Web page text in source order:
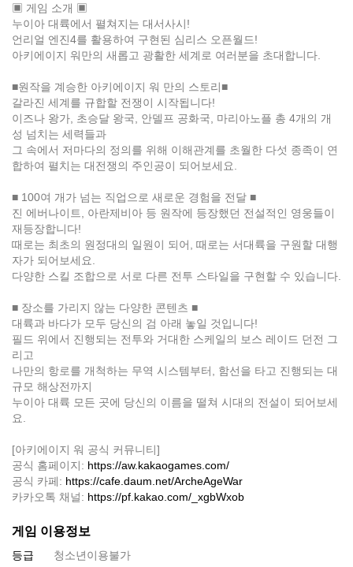
▣ 게임 소개 ▣
누이아 대륙에서 펼쳐지는 대서사시!
언리얼 엔진4를 활용하여 구현된 심리스 오픈월드!
아키에이지 워만의 새롭고 광활한 세계로 여러분을 초대합니다.
■원작을 계승한 아키에이지 워 만의 스토리■
갈라진 세계를 규합할 전쟁이 시작됩니다!
이즈나 왕가, 초승달 왕국, 안델프 공화국, 마리아노플 총 4개의 개
성 넘치는 세력들과
그 속에서 저마다의 정의를 위해 이해관계를 초월한 다섯 종족이 연
합하여 펼치는 대전쟁의 주인공이 되어보세요.
■ 100여 개가 넘는 직업으로 새로운 경험을 전달 ■
진 에버나이트, 아란제비아 등 원작에 등장했던 전설적인 영웅들이
재등장합니다!
때로는 최초의 원정대의 일원이 되어, 때로는 서대륙을 구원할 대행
자가 되어보세요.
다양한 스킬 조합으로 서로 다른 전투 스타일을 구현할 수 있습니다.
■ 장소를 가리지 않는 다양한 콘텐츠 ■
대륙과 바다가 모두 당신의 검 아래 놓일 것입니다!
필드 위에서 진행되는 전투와 거대한 스케일의 보스 레이드 던전 그
리고
나만의 항로를 개척하는 무역 시스템부터, 함선을 타고 진행되는 대
규모 해상전까지
누이아 대륙 모든 곳에 당신의 이름을 떨쳐 시대의 전설이 되어보세
요.
[아키에이지 워 공식 커뮤니티]
공식 홈페이지: https://aw.kakaogames.com/
공식 카페: https://cafe.daum.net/ArcheAgeWar
카카오톡 채널: https://pf.kakao.com/_xgbWxob
게임 이용정보
등급
청소년이용불가